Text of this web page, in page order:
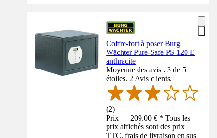
Coffre-fort à poser Burg
Wächter Pure-Safe PS 120 E
anthracite
Moyenne des avis : 3 de 5
étoiles. 2 Avis clients.
(2)
Prix — 209,00 € * Tous les
prix affichés sont des prix
TTC, frais de livraison en sus